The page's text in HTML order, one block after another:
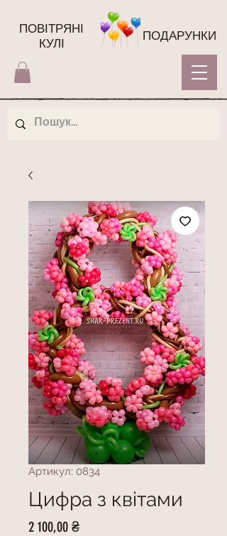
ПОВІТРЯНІ
КУЛІ
ПОДАРУНКИ
Артикул: 0834
Цифра з квітами
2 100,00 ₴Ціна